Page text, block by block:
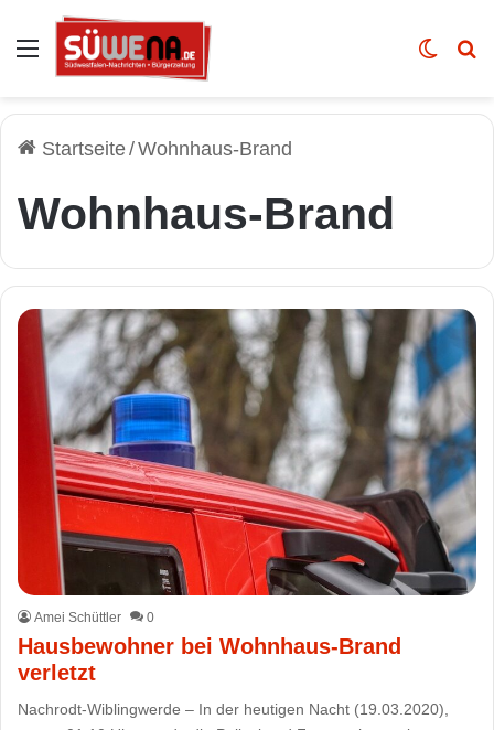
Auswahl Skin
Startseite/Wohnhaus-Brand
Wohnhaus-Brand
Amei Schüttler 0
Hausbewohner bei Wohnhaus-Brand
verletzt
Nachrodt-Wiblingwerde – In der heutigen Nacht (19.03.2020),